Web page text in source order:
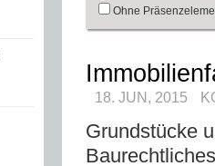
Ohne
18. JUN, 2015
Grundstücke